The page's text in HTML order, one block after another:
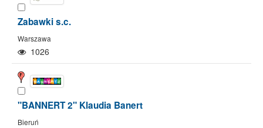
Zabawki s.c.
Warszawa
1026
"BANNERT 2" Klaudia Banert
Bieruń